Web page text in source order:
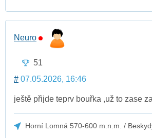
Neuro
51
# 07.05.2026, 16:46
ještě přijde teprv bouřka ,už to zase
Horní Lomná 570-600 m.n.m. /